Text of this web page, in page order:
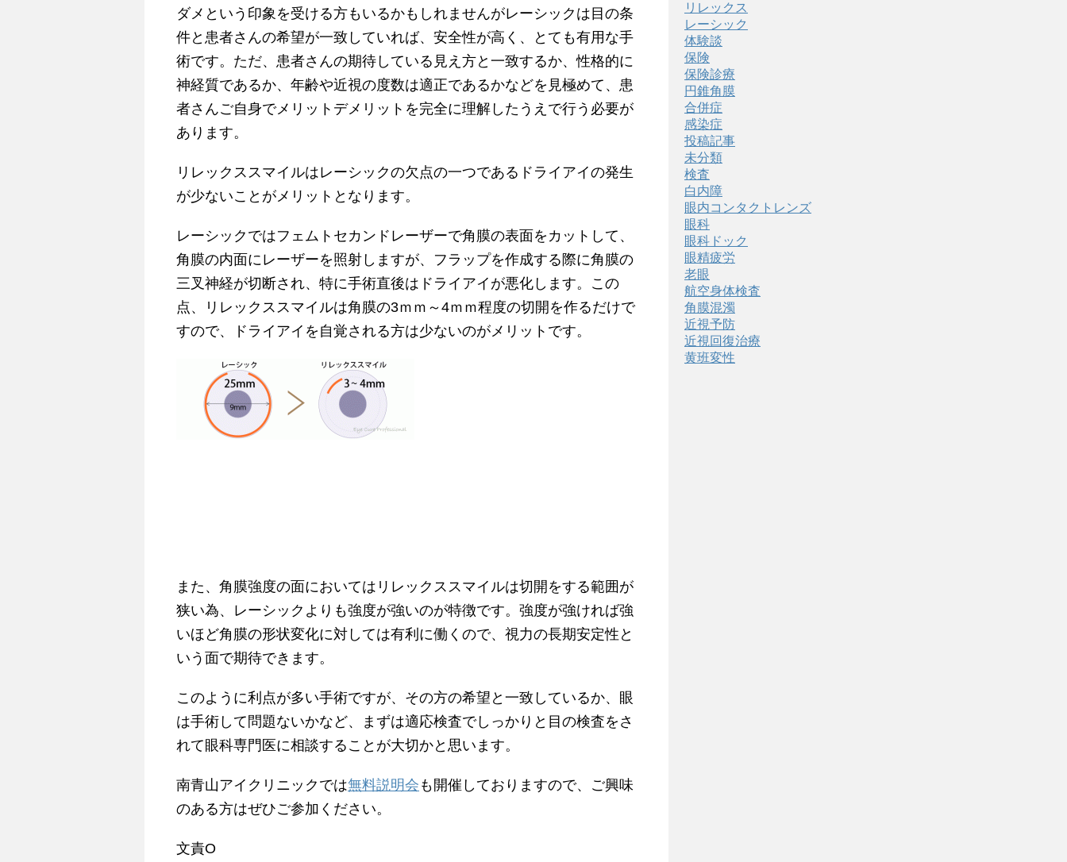
ダメという印象を受ける方もいるかもしれませんがレーシックは目の条
件と患者さんの希望が一致していれば、安全性が高く、とても有用な手
術です。ただ、患者さんの期待している見え方と一致するか、性格的に
神経質であるか、年齢や近視の度数は適正であるかなどを見極めて、患
者さんご自身でメリットデメリットを完全に理解したうえで行う必要が
あります。
リレックススマイルはレーシックの欠点の一つであるドライアイの発生
が少ないことがメリットとなります。
レーシックではフェムトセカンドレーザーで角膜の表面をカットして、
角膜の内面にレーザーを照射しますが、フラップを作成する際に角膜の
三叉神経が切断され、特に手術直後はドライアイが悪化します。この
点、リレックススマイルは角膜の3ｍｍ～4ｍｍ程度の切開を作るだけで
すので、ドライアイを自覚される方は少ないのがメリットです。
また、角膜強度の面においてはリレックススマイルは切開をする範囲が
狭い為、レーシックよりも強度が強いのが特徴です。強度が強ければ強
いほど角膜の形状変化に対しては有利に働くので、視力の長期安定性と
いう面で期待できます。
このように利点が多い手術ですが、その方の希望と一致しているか、眼
は手術して問題ないかなど、まずは適応検査でしっかりと目の検査をさ
れて眼科専門医に相談することが大切かと思います。
南青山アイクリニックでは無料説明会 も開催しておりますので、ご興味
のある方はぜひご参加ください。
文責O
リレックス
レーシック
体験談
保険
保険診療
円錐角膜
合併症
感染症
投稿記事
未分類
検査
白内障
眼内コンタクトレンズ
眼科
眼科ドック
眼精疲労
老眼
航空身体検査
角膜混濁
近視予防
近視回復治療
黄班変性